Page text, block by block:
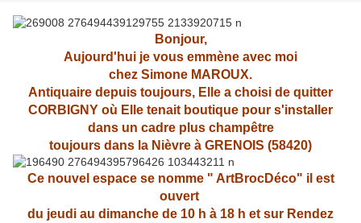
Bonjour,
Aujourd'hui je vous emmène avec moi
chez Simone MAROUX.
Antiquaire depuis toujours, Elle a choisi de quitter
CORBIGNY où Elle tenait boutique pour s'installer
dans un cadre plus champêtre
toujours dans la Nièvre à GRENOIS (58420)
Ce nouvel espace se nomme " ArtBrocDéco" il est
ouvert
du jeudi au dimanche de 10 h à 18 h et sur Rendez